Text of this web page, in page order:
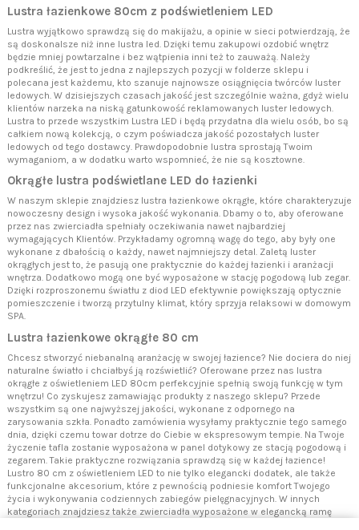
Lustra łazienkowe 80cm z podświetleniem LED
Lustra wyjątkowo sprawdzą się do makijażu, a opinie w sieci potwierdzają, że
są doskonalsze niż inne lustra led. Dzięki temu zakupowi ozdobić wnętrz
będzie mniej powtarzalne i bez wątpienia inni też to zauważą. Należy
podkreślić, że jest to jedna z najlepszych pozycji w folderze sklepu i
polecana jest każdemu, kto szanuje najnowsze osiągnięcia twórców luster
ledowych. W dzisiejszych czasach jakość jest szczególnie ważna, gdyż wielu
klientów narzeka na niską gatunkowość reklamowanych luster ledowych.
Lustra to przede wszystkim Lustra LED i będą przydatna dla wielu osób, bo są
całkiem nową kolekcją, o czym poświadcza jakość pozostałych luster
ledowych od tego dostawcy. Prawdopodobnie lustra sprostają Twoim
wymaganiom, a w dodatku warto wspomnieć, że nie są kosztowne.
Okrągłe lustra podświetlane LED do łazienki
W naszym sklepie znajdziesz lustra łazienkowe okrągłe, które charakteryzuje
nowoczesny design i wysoka jakość wykonania. Dbamy o to, aby oferowane
przez nas zwierciadła spełniały oczekiwania nawet najbardziej
wymagających Klientów. Przykładamy ogromną wagę do tego, aby były one
wykonane z dbałością o każdy, nawet najmniejszy detal. Zaletą luster
okrągłych jest to, że pasują one praktycznie do każdej łazienki i aranżacji
wnętrza. Dodatkowo mogą one być wyposażone w stację pogodową lub zegar.
Dzięki rozproszonemu światłu z diod LED efektywnie powiększają optycznie
pomieszczenie i tworzą przytulny klimat, który sprzyja relaksowi w domowym
SPA.
Lustra łazienkowe okrągłe 80 cm
Chcesz stworzyć niebanalną aranżację w swojej łazience? Nie dociera do niej
naturalne światło i chciałbyś ją rozświetlić? Oferowane przez nas lustra
okrągłe z oświetleniem LED 80cm perfekcyjnie spełnią swoją funkcję w tym
wnętrzu! Co zyskujesz zamawiając produkty z naszego sklepu? Przede
wszystkim są one najwyższej jakości, wykonane z odpornego na
zarysowania szkła. Ponadto zamówienia wysyłamy praktycznie tego samego
dnia, dzięki czemu towar dotrze do Ciebie w ekspresowym tempie. Na Twoje
życzenie tafla zostanie wyposażona w panel dotykowy ze stacją pogodową i
zegarem. Takie praktyczne rozwiązania sprawdzą się w każdej łazience!
Lustro 80 cm z oświetleniem LED to nie tylko elegancki dodatek, ale także
funkcjonalne akcesorium, które z pewnością podniesie komfort Twojego
życia i wykonywania codziennych zabiegów pielęgnacyjnych. W innych
kategoriach znajdziesz także zwierciadła wyposażone w elegancką ramę